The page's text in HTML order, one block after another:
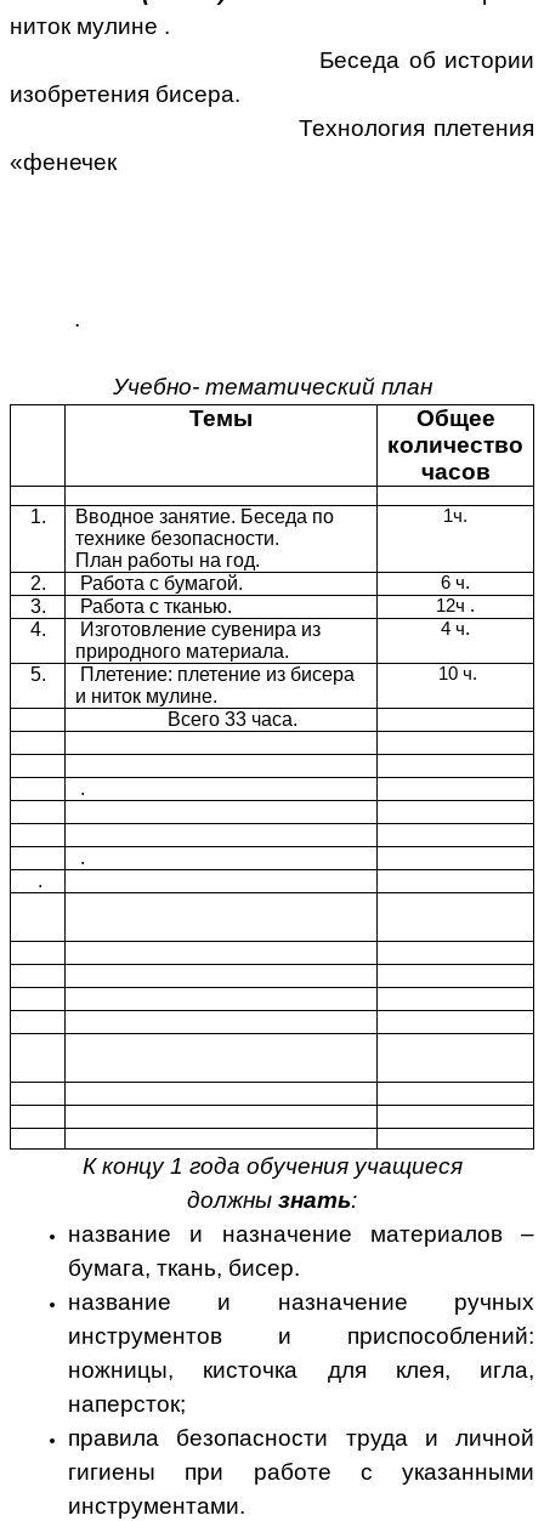
ниток мулине .
Беседа об истории
изобретения бисера.
Технология плетения
«фенечек
.
Учебно- тематический план
Темы
Общее
количество
часов
1.
Вводное занятие. Беседа по
технике безопасности.
План работы на год.
1ч.
2. Работа с бумагой. 6 ч.
3. Работа с тканью. 12ч .
4.
Изготовление сувенира из
природного материала.
4 ч.
5.
Плетение: плетение из бисера
и ниток мулине.
10 ч.
Всего 33 часа.
.
.
.
К концу 1 года обучения учащиеся
должны знать:
название и назначение материалов –
бумага, ткань, бисер.
название и назначение ручных
инструментов и приспособлений:
ножницы, кисточка для клея, игла,
наперсток;
правила безопасности труда и личной
гигиены при работе с указанными
инструментами.